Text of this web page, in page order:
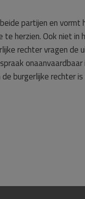
partijen en
herzien. Ook niet
rechter vragen
burgerlijke rechter